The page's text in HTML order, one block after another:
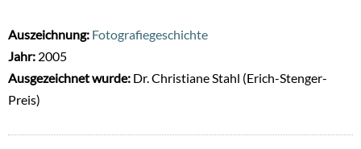
Auszeichnung: Fotografiegeschichte
Jahr: 2005
Ausgezeichnet wurde: Dr. Christiane Stahl (Erich-Stenger-
Preis)